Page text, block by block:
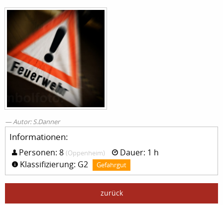
Autor: S.Danner
Informationen:
Personen: 8 (Oppenheim)
Dauer: 1 h
Klassifizierung: G2
Gefahrgut
zurück